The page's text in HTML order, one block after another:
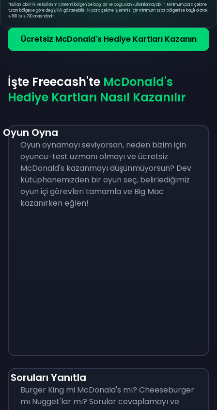
Ücretsiz McDonald's Hediye Kartları Kazanın
*Kullanılabilirlik ve kullanım yöntemi bölgenize bağlıdır ve doğrudan kullanılamayabilir. Minimum para çekme
tutarı bölgeye göre değişiklik gösterebilir. İlk para çekme işleminiz için minimum tutar bölgenize bağlı olarak
₺198 ile ₺790 arasındadır.
İşte Freecash'te McDonald's
Hediye Kartları Nasıl Kazanılır
Oyun Oyna
Oyun oynamayı seviyorsan, neden bizim için
oyuncu-test uzmanı olmayı ve ücretsiz
McDonald's kazanmayı düşünmüyorsun? Dev
kütüphanemizden bir oyun seç, belirlediğimiz
oyun içi görevleri tamamla ve Big Mac
kazanırken eğlen!
Soruları Yanıtla
Burger King mi McDonald's mı? Cheeseburger
mı Nugget'lar mı? Sorular cevaplamayı ve